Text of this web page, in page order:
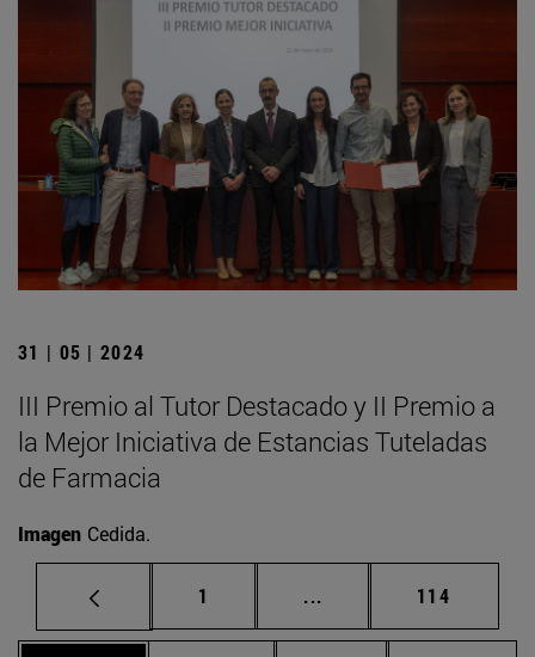
31 | 05 | 2024
III Premio al Tutor Destacado y II Premio a
la Mejor Iniciativa de Estancias Tuteladas
de Farmacia
Imagen Cedida.
Página
1 ... Páginas intermedias
Página
114